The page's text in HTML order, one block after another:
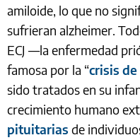
amiloide, lo que no
sufrieran alzheimer.
ECJ —la enfermedad
famosa por la “crisis de
sido tratados en su
crecimiento humano
pituitarias de